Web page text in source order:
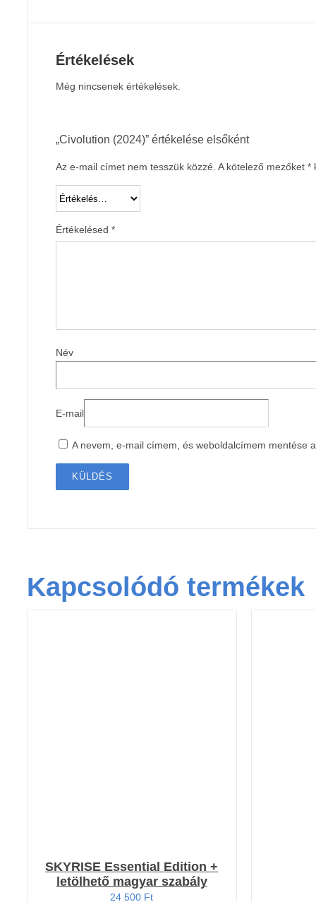
Értékelések
Még nincsenek értékelések.
„Civolution (2024)” értékelése elsőként
Az e-mail címet nem tesszük közzé. A kötelező mezőket *
Értékelésed *
Név
E-mail
A nevem, e-mail címem, és weboldalcímem mentése
Kapcsolódó termékek
SKYRISE Essential Edition +
letölhető magyar szabály
24 500 Ft